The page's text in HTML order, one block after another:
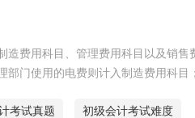
造费用科目、管理费用科目以及销
部门使用的电费则计入制造费用科
考试真题 初级会计考试难度